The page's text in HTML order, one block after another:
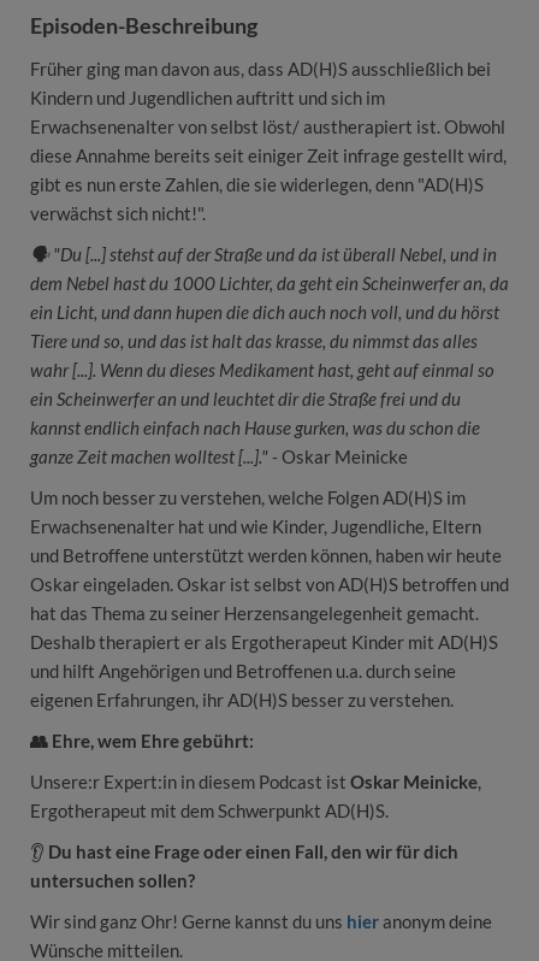
Episoden-Beschreibung
Früher ging man davon aus, dass AD(H)S ausschließlich bei
Kindern und Jugendlichen auftritt und sich im
Erwachsenenalter von selbst löst/ austherapiert ist. Obwohl
diese Annahme bereits seit einiger Zeit infrage gestellt wird,
gibt es nun erste Zahlen, die sie widerlegen, denn "AD(H)S
verwächst sich nicht!".
🗣 "Du [...] stehst auf der Straße und da ist überall Nebel, und in
dem Nebel hast du 1000 Lichter, da geht ein Scheinwerfer an, da
ein Licht, und dann hupen die dich auch noch voll, und du hörst
Tiere und so, und das ist halt das krasse, du nimmst das alles
wahr [...]. Wenn du dieses Medikament hast, geht auf einmal so
ein Scheinwerfer an und leuchtet dir die Straße frei und du
kannst endlich einfach nach Hause gurken, was du schon die
ganze Zeit machen wolltest [...]." - Oskar Meinicke
Um noch besser zu verstehen, welche Folgen AD(H)S im
Erwachsenenalter hat und wie Kinder, Jugendliche, Eltern
und Betroffene unterstützt werden können, haben wir heute
Oskar eingeladen. Oskar ist selbst von AD(H)S betroffen und
hat das Thema zu seiner Herzensangelegenheit gemacht.
Deshalb therapiert er als Ergotherapeut Kinder mit AD(H)S
und hilft Angehörigen und Betroffenen u.a. durch seine
eigenen Erfahrungen, ihr AD(H)S besser zu verstehen.
👥 Ehre, wem Ehre gebührt:
Unsere:r Expert:in in diesem Podcast ist Oskar Meinicke,
Ergotherapeut mit dem Schwerpunkt AD(H)S.
👂 Du hast eine Frage oder einen Fall, den wir für dich
untersuchen sollen?
Wir sind ganz Ohr! Gerne kannst du uns hier anonym deine
Wünsche mitteilen.